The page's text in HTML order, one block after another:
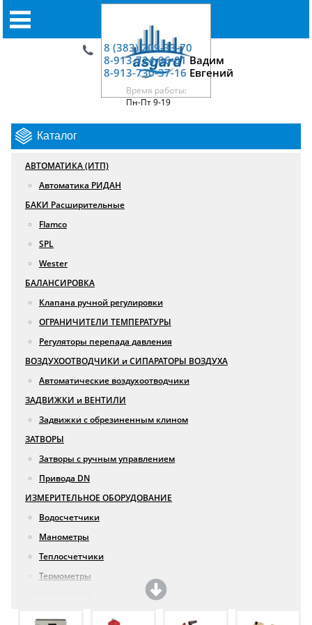
8 (383) 209-33-70
8-913-724-06-01Вадим
8-913-730-37-16 Евгений
Время работы:
Пн-Пт 9-19
Каталог
АВТОМАТИКА (ИТП)
Автоматика РИДАН
БАКИ Расширительные
Flamco
SPL
Wester
БАЛАНСИРОВКА
Клапана ручной регулировки
ОГРАНИЧИТЕЛИ ТЕМПЕРАТУРЫ
Регуляторы перепада давления
ВОЗДУХООТВОДЧИКИ и СИПАРАТОРЫ ВОЗДУХА
Автоматические воздухоотводчики
ЗАДВИЖКИ и ВЕНТИЛИ
Задвижки с обрезиненным клином
ЗАТВОРЫ
Затворы с ручным управлением
Привода DN
ИЗМЕРИТЕЛЬНОЕ ОБОРУДОВАНИЕ
Водосчетчики
Манометры
Теплосчетчики
Термометры